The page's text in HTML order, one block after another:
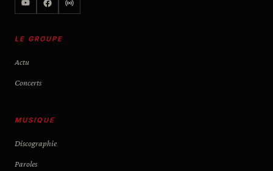
LE GROUPE
Actu
Concerts
MUSIQUE
Discographie
Paroles